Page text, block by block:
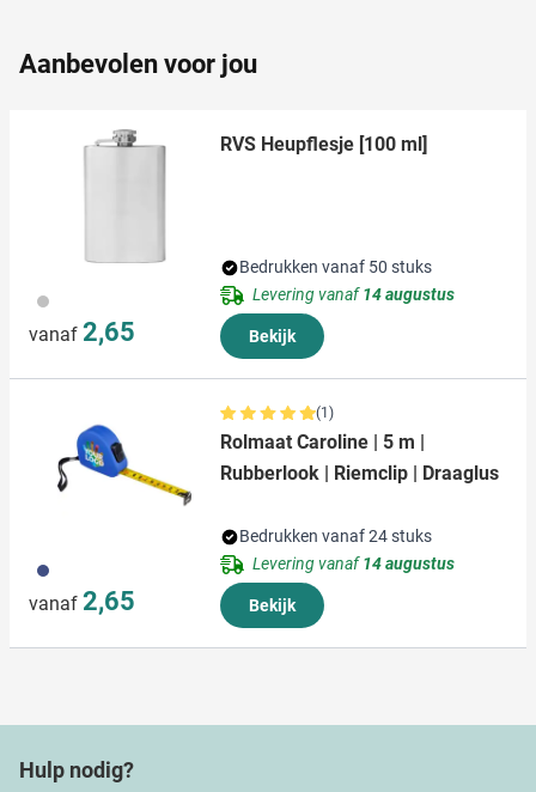
verzameld op basis van uw gebruik van hun services.
Aanbevolen voor jou
032
vanaf 2,65
RVS Heupflesje [100 ml]
Bedrukken vanaf 50 stuks
Levering vanaf14 augustus
Bekijk
023
vanaf 2,65
(1)
Rolmaat Caroline | 5 m |
Rubberlook | Riemclip | Draaglus
Bedrukken vanaf 24 stuks
Levering vanaf14 augustus
Bekijk
Hulp nodig?